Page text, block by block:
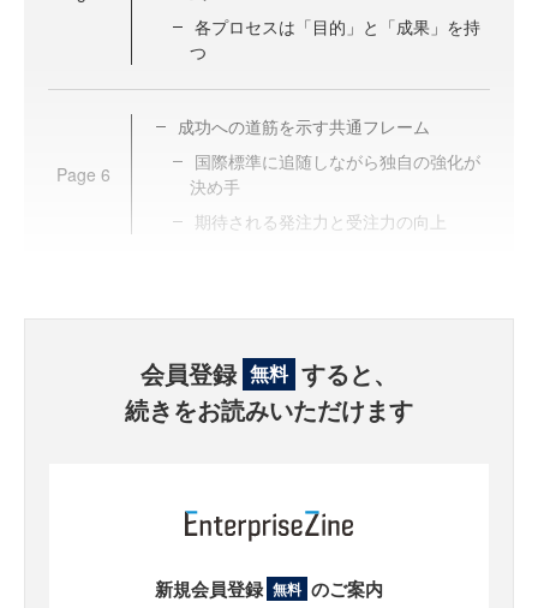
各プロセスは「目的」と「成果」を持
つ
Page 6
成功への道筋を示す共通フレーム
国際標準に追随しながら独自の強化が
決め手
期待される発注力と受注力の向上
会員登録 無料 すると、
続きをお読みいただけます
新規会員登録 無料 のご案内